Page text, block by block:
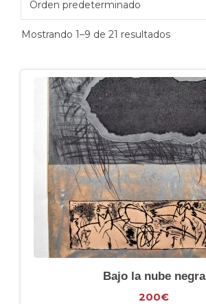
Mostrando 1–9 de 21 resultados
Bajo la nube negra
200€